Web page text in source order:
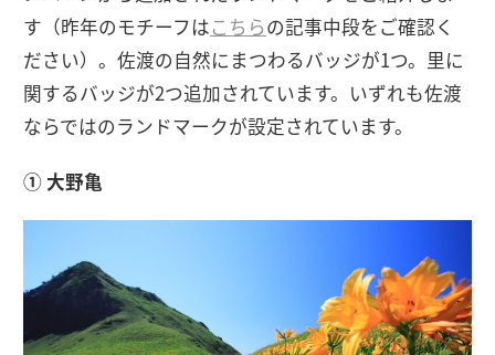
す（昨年のモチーフはこちらの記事中段をご確認く
ださい）。佐渡の自然にまつわるバッジが1つ。里に
関するバッジが2つ追加されています。いずれも佐渡
ならではのランドマークが設定されています。
① 大野亀